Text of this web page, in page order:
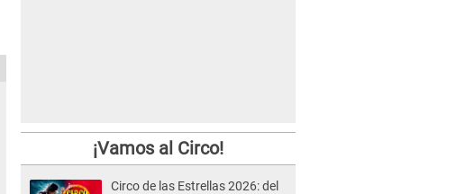
¡Vamos al Circo!
Circo de las Estrellas 2026: del